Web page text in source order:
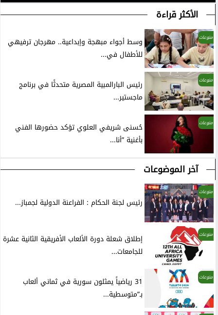
الأكثر قراءة
منوعات
وسط أجواء مبهجة وإبداعية.. مهرجان ترفيهي
للأطفال في...
منوعات
رئيس البارالمبية المصرية متحدثًا في برنامج
ماجستير...
منوعات
حُسنى شريفي العلوي تؤكد حضورها الفني
بأغنية ”أنا...
آخر الموضوعات
منوعات
رئيس لجنة الحكام : الفراعنة الدولية لجمباز...
منوعات
إطلاق شعلة دورة الألعاب الأفريقية الثانية عشرة
للجامعات...
منوعات
31 رياضياً يمثلون سورية في ثماني ألعاب
بـ”متوسطية...